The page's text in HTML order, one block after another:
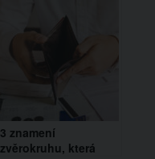
3 znamení
zvěrokruhu, která